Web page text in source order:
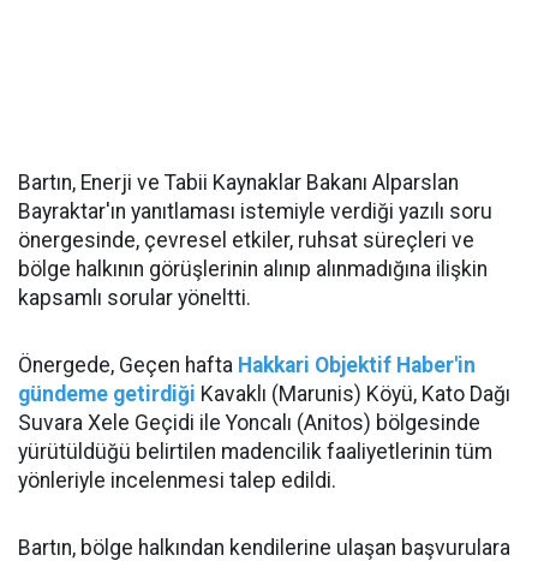
Bartın, Enerji ve Tabii Kaynaklar Bakanı Alparslan
Bayraktar'ın yanıtlaması istemiyle verdiği yazılı soru
önergesinde, çevresel etkiler, ruhsat süreçleri ve
bölge halkının görüşlerinin alınıp alınmadığına ilişkin
kapsamlı sorular yöneltti.
Önergede, Geçen hafta Hakkari Objektif Haber'in
gündeme getirdiği Kavaklı (Marunis) Köyü, Kato Dağı
Suvara Xele Geçidi ile Yoncalı (Anitos) bölgesinde
yürütüldüğü belirtilen madencilik faaliyetlerinin tüm
yönleriyle incelenmesi talep edildi.
Bartın, bölge halkından kendilerine ulaşan başvurulara